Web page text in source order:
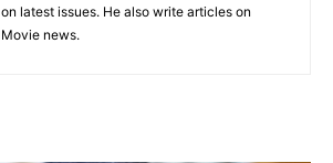
on latest issues. He also write articles on
Movie news.